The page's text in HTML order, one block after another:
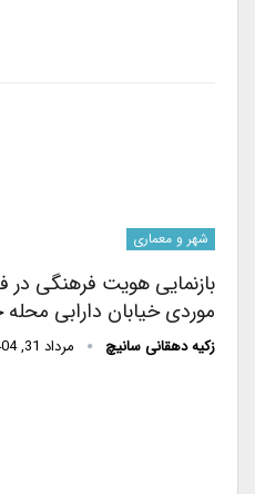
شهر و معماری
بازنمایی هویت فرهنگی در
موردی خیابان دارابی محله
زکیه دهقانی سانیچ مرداد 31, 1404